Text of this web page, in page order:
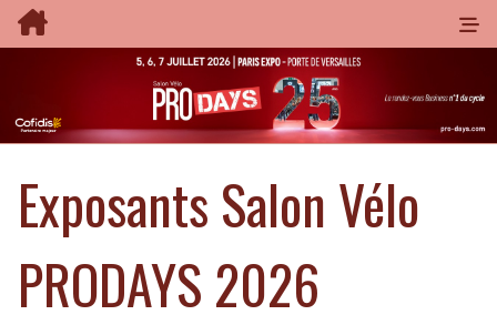
Exposants Salon Vélo
PRODAYS 2026